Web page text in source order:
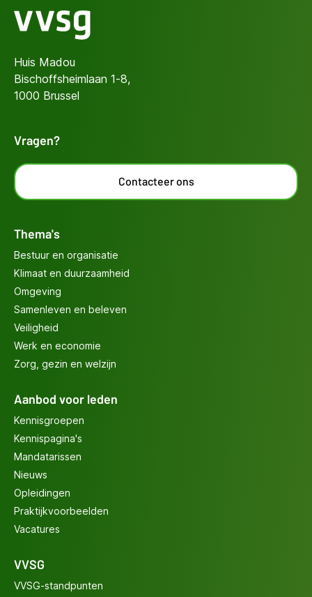
Huis Madou
Bischoffsheimlaan 1-8,
1000 Brussel
Vragen?
Contacteer ons
Thema's
Bestuur en organisatie
Klimaat en duurzaamheid
Omgeving
Samenleven en beleven
Veiligheid
Werk en economie
Zorg, gezin en welzijn
Aanbod voor leden
Kennisgroepen
Kennispagina's
Mandatarissen
Nieuws
Opleidingen
Praktijkvoorbeelden
Vacatures
VVSG
VVSG-standpunten